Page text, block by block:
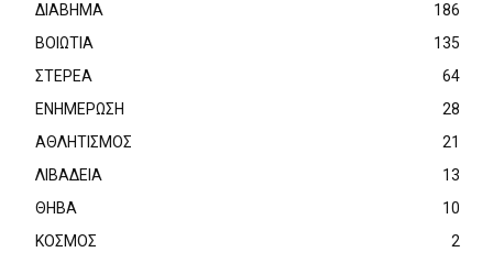
ΔΙΑΒΗΜΑ
186
ΒΟΙΩΤΙΑ
135
ΣΤΕΡΕΑ
64
ΕΝΗΜΕΡΩΣΗ
28
ΑΘΛΗΤΙΣΜΟΣ
21
ΛΙΒΑΔΕΙΑ
13
ΘΗΒΑ
10
ΚΟΣΜΟΣ
2